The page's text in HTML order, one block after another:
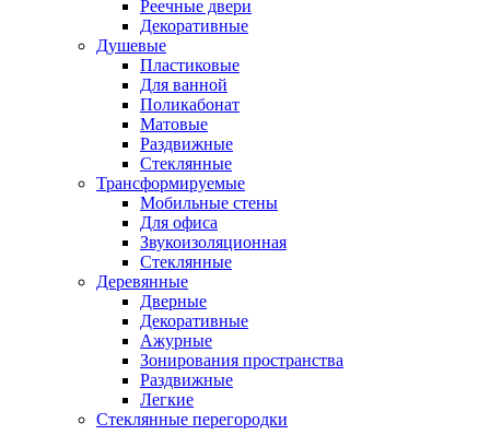
Реечные двери
Декоративные
Душевые
Пластиковые
Для ванной
Поликабонат
Матовые
Раздвижные
Стеклянные
Трансформируемые
Мобильные стены
Для офиса
Звукоизоляционная
Стеклянные
Деревянные
Дверные
Декоративные
Ажурные
Зонирования пространства
Раздвижные
Легкие
Стеклянные перегородки